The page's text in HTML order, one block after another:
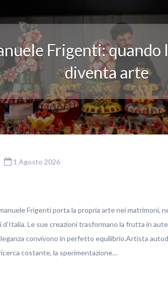
Frigenti: quando
diventa arte
1 Agosto 2026
Frigenti porta la propria arte nei matrimoni,
Le sue creazioni trasformano la frutta in
convivono in perfetto equilibrio.Artista
costante, la sperimentazione…